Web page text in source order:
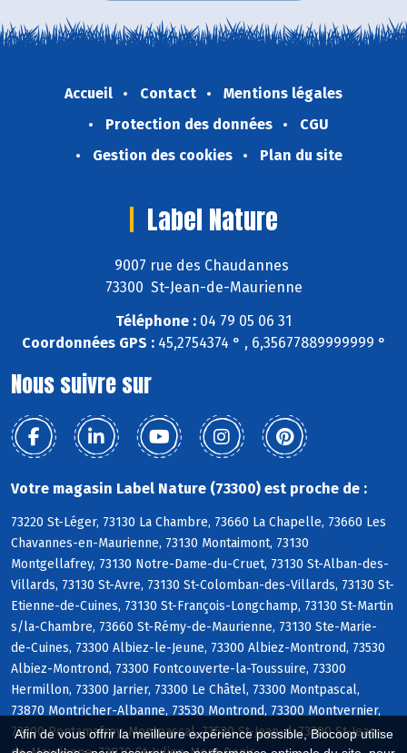
Afin de vous offrir la meilleure expérience possible, Biocoop utilise
Accueil Contact
Mentions légales
Protection des données
CGU
Gestion des cookies
Plan du site
Label Nature
9007 rue des Chaudannes
73300 St-Jean-de-Maurienne
Téléphone : 04 79 05 06 31
Coordonnées GPS :45,2754374 ° , 6,35677889999999 °
Nous suivre sur
Votre magasin Label Nature (73300) est proche de :
73220 St-Léger, 73130 La Chambre, 73660 La Chapelle, 73660 Les
Chavannes-en-Maurienne, 73130 Montaimont, 73130
Montgellafrey, 73130 Notre-Dame-du-Cruet, 73130 St-Alban-des-
Villards, 73130 St-Avre, 73130 St-Colomban-des-Villards, 73130 St-
Etienne-de-Cuines, 73130 St-François-Longchamp, 73130 St-Martin
s/la-Chambre, 73660 St-Rémy-de-Maurienne, 73130 Ste-Marie-
de-Cuines, 73300 Albiez-le-Jeune, 73300 Albiez-Montrond, 73530
Albiez-Montrond, 73300 Fontcouverte-la-Toussuire, 73300
Hermillon, 73300 Jarrier, 73300 Le Châtel, 73300 Montpascal,
73870 Montricher-Albanne, 73530 Montrond, 73300 Montvernier,
73300 Pontamafrey-Montpascal, 73530 St-Jean-d, 73300 St-Jean-